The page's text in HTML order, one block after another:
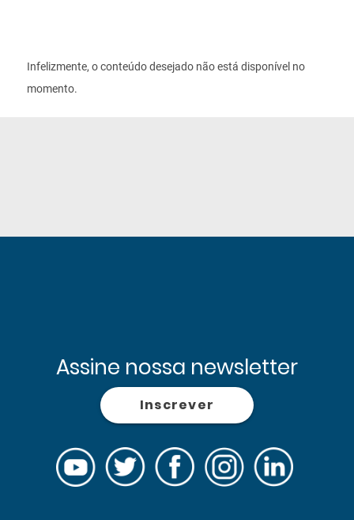
Infelizmente, o conteúdo desejado não está disponível no
momento.
Assine nossa newsletter
Inscrever